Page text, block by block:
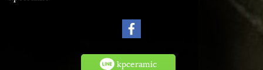
kpceramic